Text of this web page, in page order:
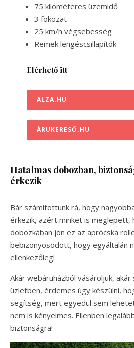
75 kilométeres üzemidő
3 fokozat
25 km/h végsebesség
Remek lengéscsillapítók
Elérhető itt
ALZA.HU
ÁRUKERESŐ.HU
Hatalmas dobozban,
érkezik
Bár számítottunk rá, hogy
érkezik, azért minket is meglepett,
dobozkában jön ez az aprócska
bebizonyosodott, hogy egyáltalán
ellenkezőleg!
Akár webáruházból vásároljuk,
üzletben, érdemes úgy készülni,
segítség, mert egyedül sem
nem is kényelmes. Ellenben
biztonságra!